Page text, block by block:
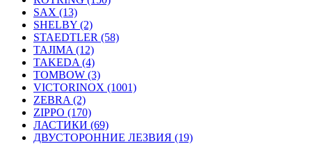
SAX (13)
SHELBY (2)
STAEDTLER (58)
TAJIMA (12)
TAKEDA (4)
TOMBOW (3)
VICTORINOX (1001)
ZEBRA (2)
ZIPPO (170)
ЛАСТИКИ (69)
ДВУСТОРОННИЕ ЛЕЗВИЯ (19)